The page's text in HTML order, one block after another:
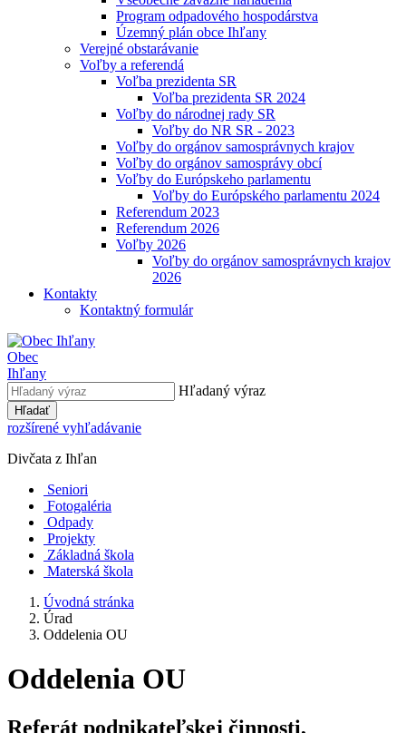
Program odpadového hospodárstva
Územný plán obce Ihľany
Verejné obstarávanie
Voľby a referendá
Voľba prezidenta SR
Voľba prezidenta SR 2024
Voľby do národnej rady SR
Voľby do NR SR - 2023
Voľby do orgánov samosprávnych krajov
Voľby do orgánov samosprávy obcí
Voľby do Európskeho parlamentu
Voľby do Európského parlamentu 2024
Referendum 2023
Referendum 2026
Voľby 2026
Voľby do orgánov samosprávnych krajov
2026
Kontakty
Kontaktný formulár
Obec
Ihľany
Hľadaný výraz
Hľadať
rozšírené vyhľadávanie
Divčata z Ihľan
Seniori
Fotogaléria
Odpady
Projekty
Základná škola
Materská škola
Úvodná stránka
Úrad
Oddelenia OU
Oddelenia OU
Referát podnikateľskej činnosti,